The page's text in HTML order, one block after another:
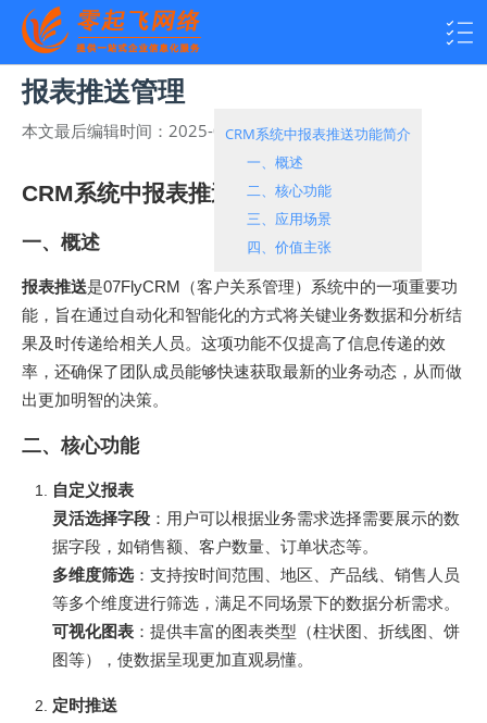
报表推送管理
本文最后编辑时间： 2025-01-19 11:42:16热度：1238
CRM系统中报表推送功能简介
一、概述
报表推送是07FlyCRM（客户关系管理）系统中的一项重要功
能，旨在通过自动化和智能化的方式将关键业务数据和分析结
果及时传递给相关人员。这项功能不仅提高了信息传递的效
率，还确保了团队成员能够快速获取最新的业务动态，从而做
出更加明智的决策。
二、核心功能
自定义报表
灵活选择字段 ：用户可以根据业务需求选择需要展示的数
据字段，如销售额、客户数量、订单状态等。
多维度筛选：支持按时间范围、地区、产品线、销售人员
等多个维度进行筛选，满足不同场景下的数据分析需求。
可视化图表 ：提供丰富的图表类型（柱状图、折线图、饼
图等），使数据呈现更加直观易懂。
定时推送
CRM系统中报表推送功能简介
一、概述
二、核心功能
三、应用场景
四、价值主张